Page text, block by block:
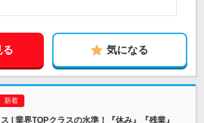
る 気になる
| 業界TOPクラスの水準！『休み』『残業』